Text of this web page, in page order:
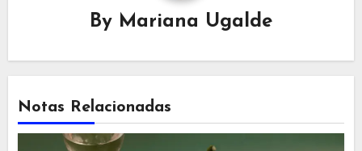
By Mariana Ugalde
Notas Relacionadas